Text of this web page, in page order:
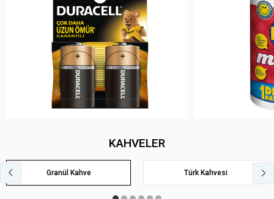
KAHVELER
Granül Kahve Türk Kahvesi